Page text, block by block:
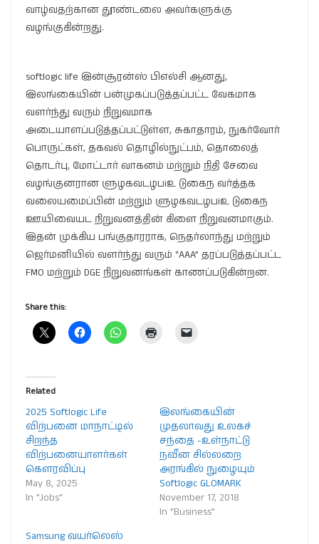
வாழ்வதற்கான தூண்டலை அவர்களுக்கு
வழங்குகின்றது.
softlogic life இன்சூரன்ஸ் பிஎல்சி ஆனது,
இலங்கையின் பன்முகப்படுத்தப்பட்ட வேகமாக
வளர்ந்து வரும் நிறுவமாக
அடையாளப்படுத்தப்பட்டுள்ள, சுகாதாரம், நுகர்வோர்
பொருட்கள், தகவல் தொழில்நுட்பம், தொலைத்
தொடர்பு, மோட்டார் வாகனம் மற்றும் நிதி சேவை
வழங்குனரான ளுழகவடழபiஉ டுகைந வர்த்தக
வலையமைப்பின் மற்றும் ளுழகவடழபiஉ டுகைந
ஊயிவையட நிறுவனத்தின் கிளை நிறுவனமாகும்.
இதன் முக்கிய பங்குதாரராக, நெதர்லாந்து மற்றும்
ஜெர்மனியில் வளர்ந்து வரும் “AAA” தரப்படுத்தப்பட்ட
FMO மற்றும் DGE நிறுவனங்கள் காணப்படுகின்றன.
Share this:
Related
2025 Softlogic Life
விற்பனை மாநாட்டில்
சிறந்த
விற்பனையாளர்கள்
கௌரவிப்பு
May 8, 2025
In "Jobs"
இலங்கையின்
முதலாவது உலகச்
சந்தை -உள்நாட்டு
நவீன சில்லறை
அரங்கில் நுழையும்
Softlogic GLOMARK
November 17, 2018
In "Business"
Samsung வயர்லெஸ்